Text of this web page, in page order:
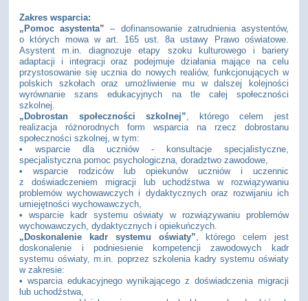
Zakres wsparcia:
„Pomoc asystenta” – dofinansowanie zatrudnienia asystentów,
o których mowa w art. 165 ust. 8a ustawy Prawo oświatowe.
Asystent m.in. diagnozuje etapy szoku kulturowego i bariery
adaptacji i integracji oraz podejmuje działania mające na celu
przystosowanie się ucznia do nowych realiów, funkcjonujących w
polskich szkołach oraz umożliwienie mu w dalszej kolejności
wyrównanie szans edukacyjnych na tle całej społeczności
szkolnej.
„Dobrostan społeczności szkolnej”, którego celem jest
realizacja różnorodnych form wsparcia na rzecz dobrostanu
społeczności szkolnej, w tym:
• wsparcie dla uczniów - konsultacje specjalistyczne,
specjalistyczna pomoc psychologiczna, doradztwo zawodowe,
• wsparcie rodziców lub opiekunów uczniów i uczennic
z doświadczeniem migracji lub uchodźstwa w rozwiązywaniu
problemów wychowawczych i dydaktycznych oraz rozwijaniu ich
umiejętności wychowawczych,
• wsparcie kadr systemu oświaty w rozwiązywaniu problemów
wychowawczych, dydaktycznych i opiekuńczych.
„Doskonalenie kadr systemu oświaty”, którego celem jest
doskonalenie i podniesienie kompetencji zawodowych kadr
systemu oświaty, m.in. poprzez szkolenia kadry systemu oświaty
w zakresie:
• wsparcia edukacyjnego wynikającego z doświadczenia migracji
lub uchodźstwa,